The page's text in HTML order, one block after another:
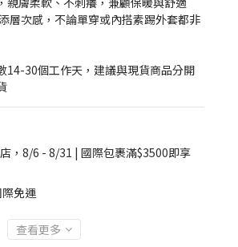
層次感，不論單穿或內搭素踢外套都非
14-30個工作天，建議與現貨商品分開
，8/6 - 8/31 | 國際包裹滿$3500即享
免運
查看更多